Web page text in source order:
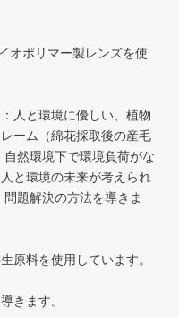
オポリマー製レンズを使
人と環境に優しい、植物
ーム（綿花採取後の産毛
然環境下で環境負荷がな
と環境の未来が考えられ
題解決の方法を導きま
原料を使用しています。
きます。